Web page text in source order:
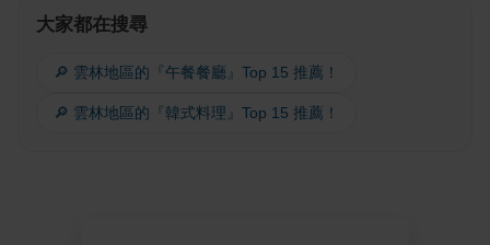
大家都在搜尋
🔎 雲林地區的『午餐餐廳』Top 15 推薦！
🔎 雲林地區的『韓式料理』Top 15 推薦！